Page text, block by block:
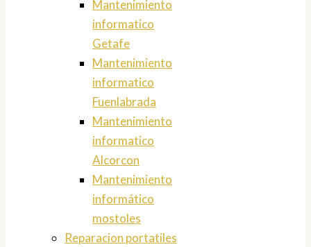
Mantenimiento
informatico
Getafe
Mantenimiento
informatico
Fuenlabrada
Mantenimiento
informatico
Alcorcon
Mantenimiento
informático
mostoles
Reparacion portatiles